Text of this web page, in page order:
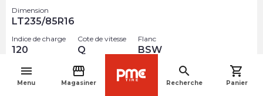
menu
Menu
storefront
Magasiner
search
Recherche
shopping_cart
Panier
Dimension
LT235/85R16
Indice de charge
120
Cote de vitesse
Q
Flanc
BSW
460.25
4 En inventaire
arrow_forward
navigate_before